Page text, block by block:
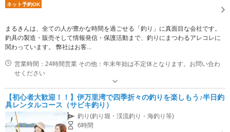
ネット予約OK
まるきんは、全ての人が豊かな時間を過ごせる「釣り」に真面目な会社です。
釣具の製造・販売そして情報発信・保護活動まで、釣りにまつわるアレコレに
関わっています。 弊社はお客...
営業時間：24時間営業 その他：年末年始は不定休となります。お問い合わ
せください
【初心者大歓迎！！】伊万里湾で四季折々の釣りを楽しもう♪半日釣
具レンタルコース（サビキ釣り）
釣り(釣り堀・渓流釣り・海釣り等)
6時間